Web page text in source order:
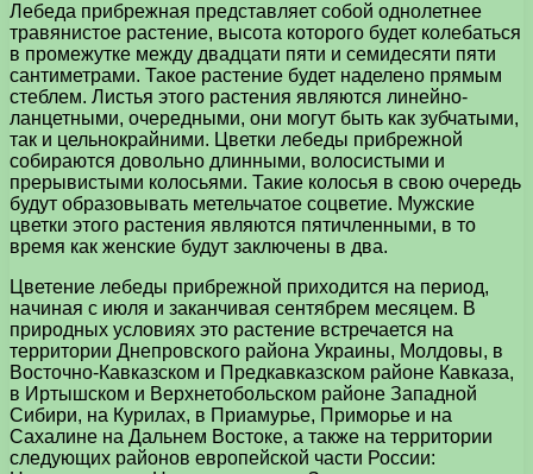
Лебеда прибрежная представляет собой однолетнее
травянистое растение, высота которого будет колебаться
в промежутке между двадцати пяти и семидесяти пяти
сантиметрами. Такое растение будет наделено прямым
стеблем. Листья этого растения являются линейно-
ланцетными, очередными, они могут быть как зубчатыми,
так и цельнокрайними. Цветки лебеды прибрежной
собираются довольно длинными, волосистыми и
прерывистыми колосьями. Такие колосья в свою очередь
будут образовывать метельчатое соцветие. Мужские
цветки этого растения являются пятичленными, в то
время как женские будут заключены в два.
Цветение лебеды прибрежной приходится на период,
начиная с июля и заканчивая сентябрем месяцем. В
природных условиях это растение встречается на
территории Днепровского района Украины, Молдовы, в
Восточно-Кавказском и Предкавказском районе Кавказа,
в Иртышском и Верхнетобольском районе Западной
Сибири, на Курилах, в Приамурье, Приморье и на
Сахалине на Дальнем Востоке, а также на территории
следующих районов европейской части России: